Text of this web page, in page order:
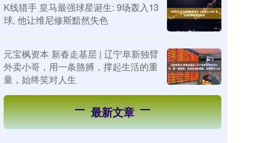
K线猎手 皇马最强球星诞生: 9场轰入13
球, 他让维尼修斯黯然失色
元宝枫资本 新春走基层 | 辽宁阜新独臂
外卖小哥，用一条胳膊，撑起生活的重
量，始终笑对人生
最新文章